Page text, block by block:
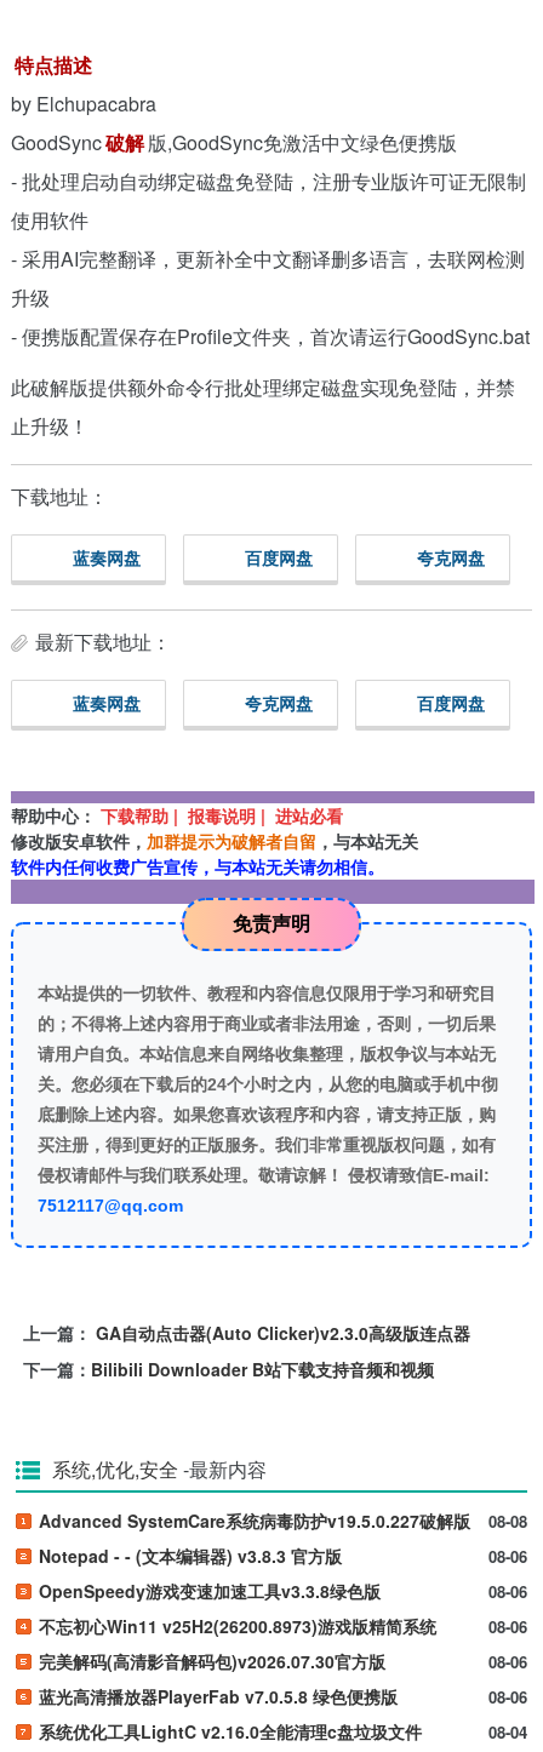
特点描述
by Elchupacabra
GoodSync破解版,GoodSync免激活中文绿色便携版
- 批处理启动自动绑定磁盘免登陆，注册专业版许可证无限制
使用软件
- 采用AI完整翻译，更新补全中文翻译删多语言，去联网检测
升级
- 便携版配置保存在Profile文件夹，首次请运行GoodSync.bat
此破解版提供额外命令行批处理绑定磁盘实现免登陆，并禁
止升级！
下载地址：
蓝奏网盘 百度网盘 夸克网盘
最新下载地址：
蓝奏网盘 夸克网盘 百度网盘
帮助中心： 下载帮助 | 报毒说明 | 进站必看
修改版安卓软件， 加群提示为破解者自留 ，与本站无关
软件内任何收费广告宣传，与本站无关请勿相信。
免责声明
本站提供的一切软件、教程和内容信息仅限用于学习和研究目
的；不得将上述内容用于商业或者非法用途，否则，一切后果
请用户自负。本站信息来自网络收集整理，版权争议与本站无
关。您必须在下载后的24个小时之内，从您的电脑或手机中彻
底删除上述内容。如果您喜欢该程序和内容，请支持正版，购
买注册，得到更好的正版服务。我们非常重视版权问题，如有
侵权请邮件与我们联系处理。敬请谅解！ 侵权请致信E-mail:
7512117@qq.com
上一篇： GA自动点击器(Auto Clicker)v2.3.0高级版连点器
下一篇： Bilibili Downloader B站下载支持音频和视频
系统,优化,安全 -最新内容
08-08
Advanced SystemCare系统病毒防护v19.5.0.227破解版
08-06
Notepad - - (文本编辑器) v3.8.3 官方版
08-06
OpenSpeedy游戏变速加速工具v3.3.8绿色版
08-06
不忘初心Win11 v25H2(26200.8973)游戏版精简系统
08-06
完美解码(高清影音解码包)v2026.07.30官方版
08-06
蓝光高清播放器PlayerFab v7.0.5.8 绿色便携版
08-04
系统优化工具LightC v2.16.0全能清理c盘垃圾文件